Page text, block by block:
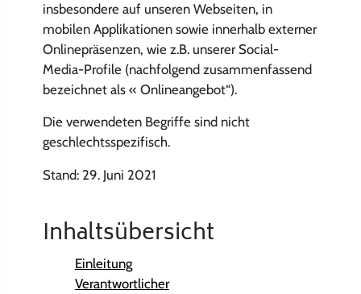
insbesondere auf unseren Webseiten, in
mobilen Applikationen sowie innerhalb externer
Onlinepräsenzen, wie z.B. unserer Social-
Media-Profile (nachfolgend zusammenfassend
bezeichnet als « Onlineangebot“).
Die verwendeten Begriffe sind nicht
geschlechtsspezifisch.
Stand: 29. Juni 2021
Inhaltsübersicht
Einleitung
Verantwortlicher